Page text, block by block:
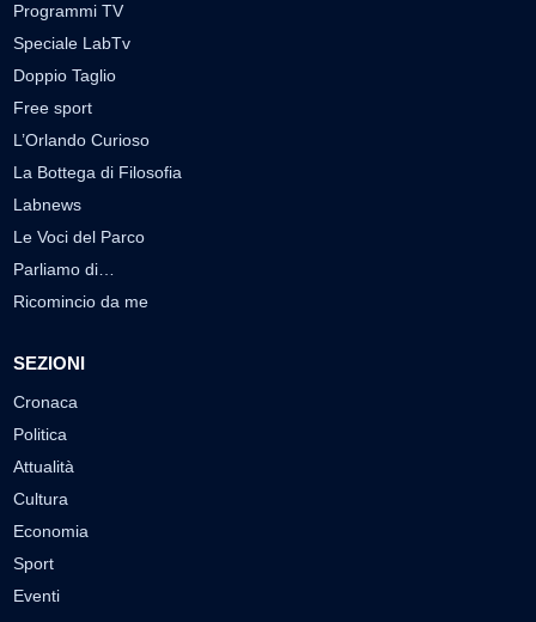
Programmi TV
Speciale LabTv
Doppio Taglio
Free sport
L’Orlando Curioso
La Bottega di Filosofia
Labnews
Le Voci del Parco
Parliamo di…
Ricomincio da me
SEZIONI
Cronaca
Politica
Attualità
Cultura
Economia
Sport
Eventi